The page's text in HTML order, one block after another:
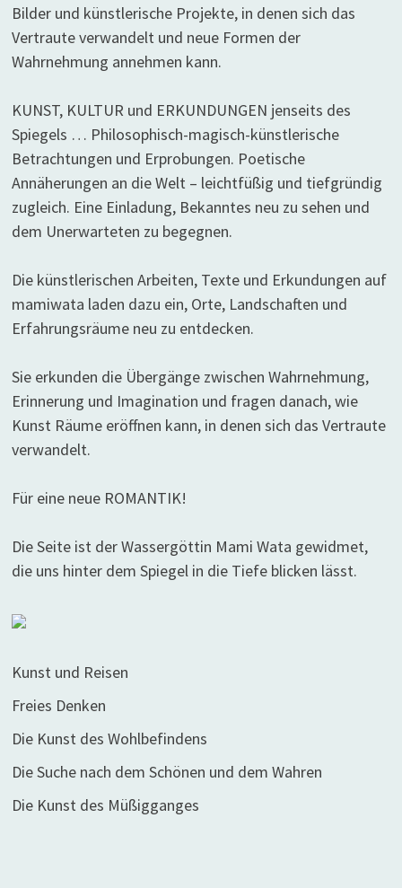
Bilder und künstlerische Projekte, in denen sich das
Vertraute verwandelt und neue Formen der
Wahrnehmung annehmen kann.
KUNST, KULTUR und ERKUNDUNGEN jenseits des
Spiegels … Philosophisch-magisch-künstlerische
Betrachtungen und Erprobungen. Poetische
Annäherungen an die Welt – leichtfüßig und tiefgründig
zugleich. Eine Einladung, Bekanntes neu zu sehen und
dem Unerwarteten zu begegnen.
Die künstlerischen Arbeiten, Texte und Erkundungen auf
mamiwata laden dazu ein, Orte, Landschaften und
Erfahrungsräume neu zu entdecken.
Sie erkunden die Übergänge zwischen Wahrnehmung,
Erinnerung und Imagination und fragen danach, wie
Kunst Räume eröffnen kann, in denen sich das Vertraute
verwandelt.
Für eine neue ROMANTIK!
Die Seite ist der Wassergöttin Mami Wata gewidmet,
die uns hinter dem Spiegel in die Tiefe blicken lässt.
Kunst und Reisen
Freies Denken
Die Kunst des Wohlbefindens
Die Suche nach dem Schönen und dem Wahren
Die Kunst des Müßigganges